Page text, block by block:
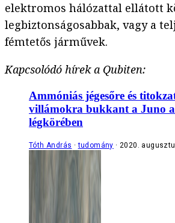
elektromos hálózattal ellátott
legbiztonságosabbak, vagy a
fémtetős járművek.
Kapcsolódó hírek a Qubiten:
Ammóniás jégesőre és
villámokra bukkant a Juno
légkörében
Tóth András tudomány 2020.